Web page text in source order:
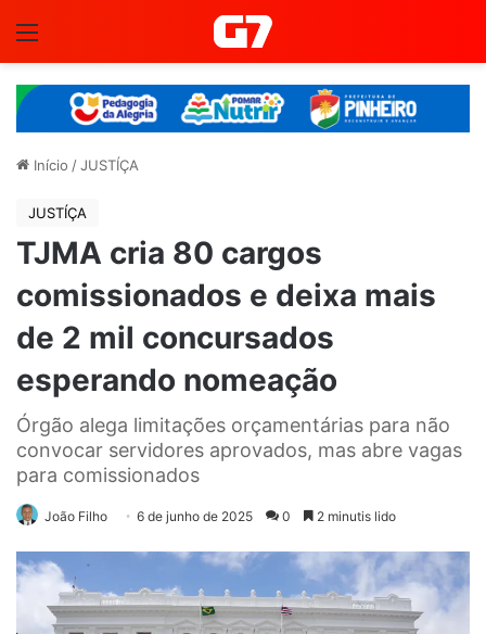
Início /JUSTÍÇA
JUSTÍÇA
TJMA cria 80 cargos
comissionados e deixa mais
de 2 mil concursados
esperando nomeação
Órgão alega limitações orçamentárias para não
convocar servidores aprovados, mas abre vagas
para comissionados
João Filho 6 de junho de 2025 0 2 minutis lido